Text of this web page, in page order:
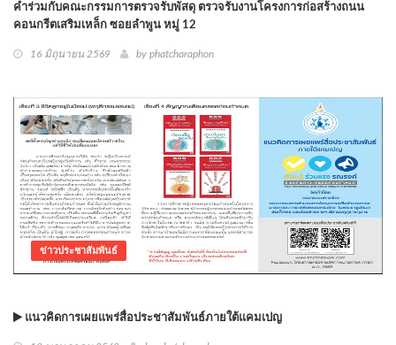
คำร่วมกับคณะกรรมการตรวจรับพัสดุ ตรวจรับงานโครงการก่อสร้างถนน
คอนกรีตเสริมเหล็ก ซอยลำพูน หมู่ 12
16 มิถุนายน 2569 by phatcharaphon
ข่าวประชาสัมพันธ์
แนวคิดการเผยแพร่สื่อประชาสัมพันธ์ภายใต้แคมเปญ